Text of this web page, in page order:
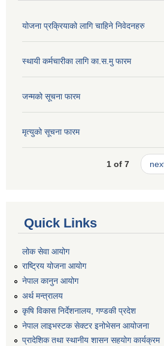
योजना प्रक्रियाको लागि चाहिने निवेदनहरु
स्थायी कर्मचारीका लागि का.स.मु फारम
जन्मको सूचना फारम
मृत्युको सूचना फारम
1 of 7
Quick Links
लोक सेवा आयोग
राष्ट्रिय योजना आयोग
नेपाल कानुन आयोग
अर्थ मन्त्रालय
कृषि विकास निर्देशनालय, गण्डकी प्रदेश
नेपाल लाइभस्टक सेक्टर इनोभेसन आयोजना
प्रादेशिक तथा स्थानीय शासन सहयोग कार्यक्रम